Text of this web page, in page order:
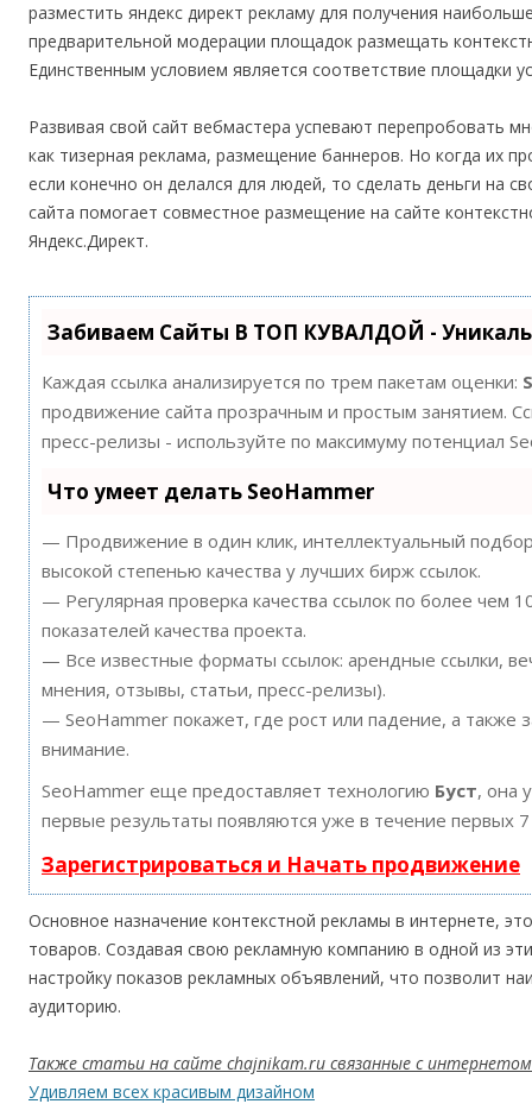
разместить яндекс директ рекламу для получения
предварительной модерации площадок размещать
Единственным условием является соответствие площадки
Развивая свой сайт вебмастера успевают перепробовать
как тизерная реклама, размещение баннеров. Но когда их
если конечно он делался для людей, то сделать деньги на
сайта помогает совместное размещение на сайте
Яндекс.Директ.
Забиваем Сайты В ТОП КУВАЛДОЙ -
Каждая ссылка анализируется по трем пакетам оценки:
продвижение сайта прозрачным и простым занятием.
пресс-релизы - используйте по максимуму потенциал
Что умеет делать SeoHammer
— Продвижение в один клик, интеллектуальный
высокой степенью качества у лучших бирж ссылок.
— Регулярная проверка качества ссылок по более чем
показателей качества проекта.
— Все известные форматы ссылок: арендные ссылки,
мнения, отзывы, статьи, пресс-релизы).
— SeoHammer покажет, где рост или падение, а также
внимание.
SeoHammer еще предоставляет технологию Буст, она
первые результаты появляются уже в течение первых
Зарегистрироваться и Начать продвижение
Основное назначение контекстной рекламы в интернете,
товаров. Создавая свою рекламную компанию в одной из
настройку показов рекламных объявлений, что позволит
аудиторию.
Также статьи на сайте chajnikam.ru связанные с
Удивляем всех красивым дизайном